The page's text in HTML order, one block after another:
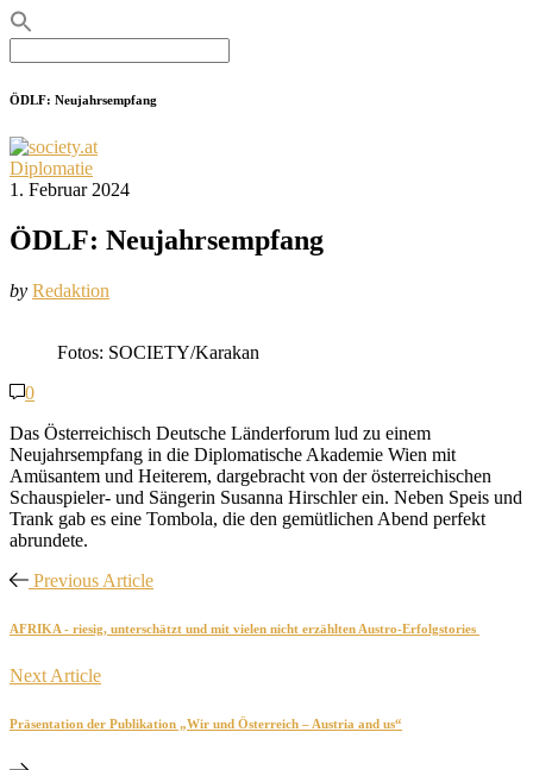
for:
ÖDLF: Neujahrsempfang
Diplomatie
1. Februar 2024
ÖDLF: Neujahrsempfang
by Redaktion
Fotos: SOCIETY/Karakan
0
Das Österreichisch Deutsche Länderforum lud zu einem
Neujahrsempfang in die Diplomatische Akademie Wien mit
Amüsantem und Heiterem, dargebracht von der österreichischen
Schauspieler- und Sängerin Susanna Hirschler ein. Neben Speis und
Trank gab es eine Tombola, die den gemütlichen Abend perfekt
abrundete.
Previous Article
AFRIKA - riesig, unterschätzt und mit vielen nicht erzählten Austro-Erfolgstories
Next Article
Präsentation der Publikation „Wir und Österreich – Austria and us“